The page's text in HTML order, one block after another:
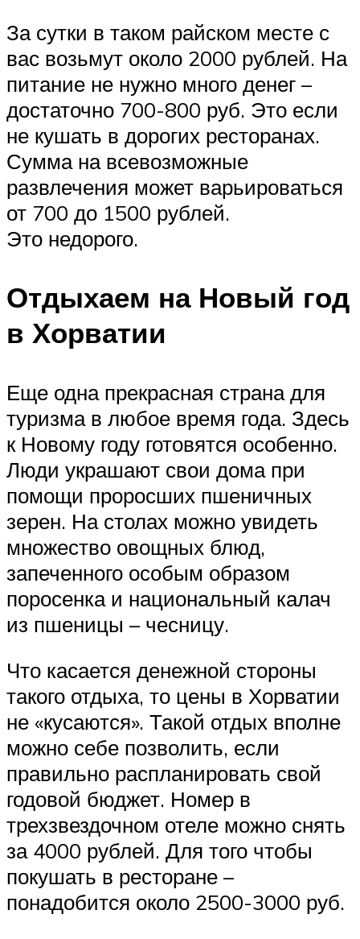
За сутки в таком райском месте с
вас возьмут около 2000 рублей. На
питание не нужно много денег –
достаточно 700-800 руб. Это если
не кушать в дорогих ресторанах.
Сумма на всевозможные
развлечения может варьироваться
от 700 до 1500 рублей.
Это недорого.
Отдыхаем на Новый год
в Хорватии
Еще одна прекрасная страна для
туризма в любое время года. Здесь
к Новому году готовятся особенно.
Люди украшают свои дома при
помощи проросших пшеничных
зерен. На столах можно увидеть
множество овощных блюд,
запеченного особым образом
поросенка и национальный калач
из пшеницы – чесницу.
Что касается денежной стороны
такого отдыха, то цены в Хорватии
не «кусаются». Такой отдых вполне
можно себе позволить, если
правильно распланировать свой
годовой бюджет. Номер в
трехзвездочном отеле можно снять
за 4000 рублей. Для того чтобы
покушать в ресторане –
понадобится около 2500-3000 руб.